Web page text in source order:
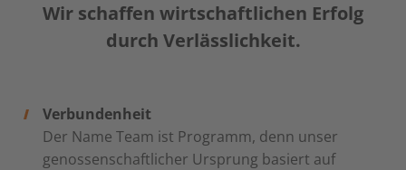
Wir schaffen wirtschaftlichen Erfolg
durch Verlässlichkeit.
Verbundenheit
Der Name Team ist Programm, denn unser
genossenschaftlicher Ursprung basiert auf